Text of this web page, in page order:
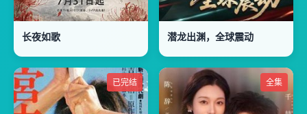
长夜如歌 潜龙出渊，全球震动
已完结 全集